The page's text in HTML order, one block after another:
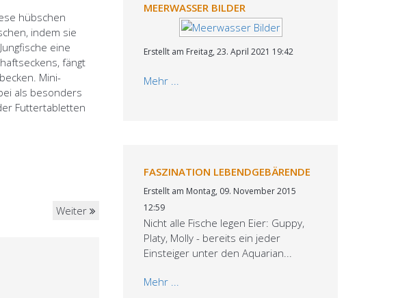
hübschen
indem sie
eine
fängt
Mini-
als besonders
Futtertabletten
Weiter
MEERWASSER BILDER
Erstellt am Freitag, 23. April 2021 19:42
Mehr ...
1
FASZINATION LEBENDGEBÄRENDE
Erstellt am Montag, 09. November 2015
12:59
Nicht alle Fische legen Eier: Guppy,
Platy, Molly - bereits ein jeder
Einsteiger unter den Aquarian...
Mehr ...